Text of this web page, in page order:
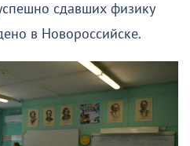
сдавших физику
в Новороссийске.